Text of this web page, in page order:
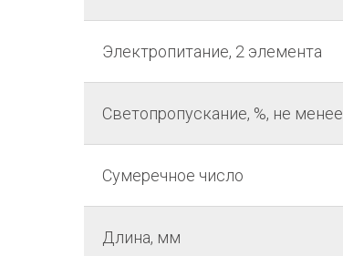
Электропитание, 2 элемента
Светопропускание, %, не менее
Сумеречное число
Длина, мм